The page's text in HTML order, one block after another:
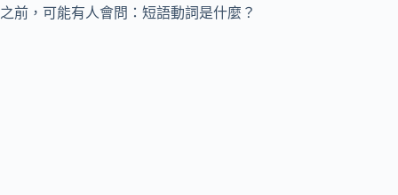
之前，可能有人會問：短語動詞是什麼？